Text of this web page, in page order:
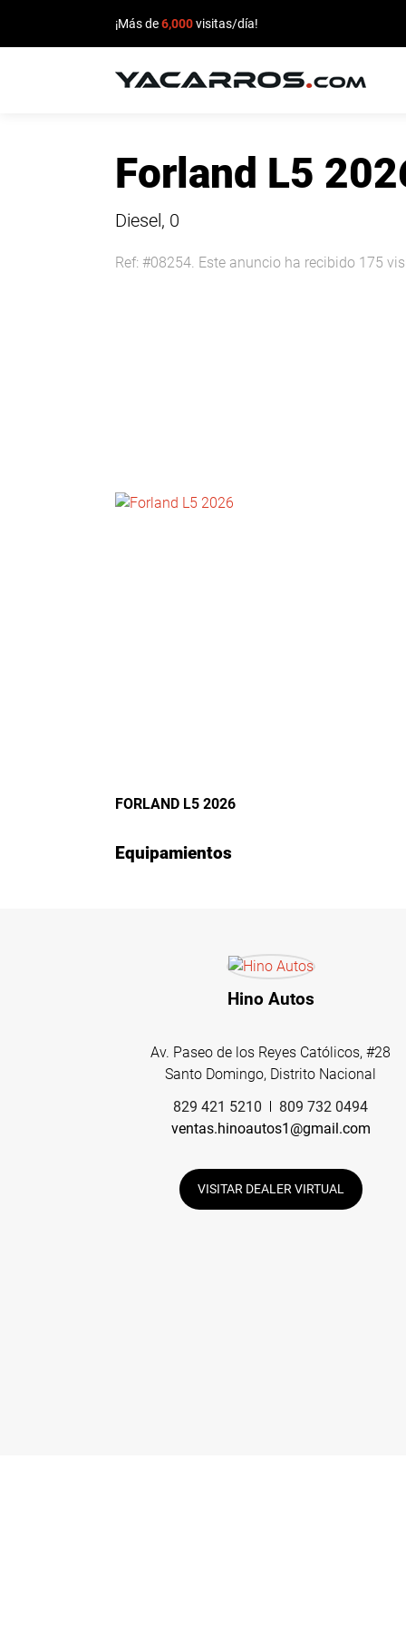
¡Más de6,000visitas/día!
Forland L5
Diesel, 0
Ref: #08254. Este anuncio ha recibido 175
FORLAND L5 2026
Equipamientos
Hino Autos
Av. Paseo de los Reyes Católicos, #28
Santo Domingo, Distrito Nacional
829 421 5210
809 732 0494
ventas.hinoautos1@gmail.com
VISITAR DEALER VIRTUAL